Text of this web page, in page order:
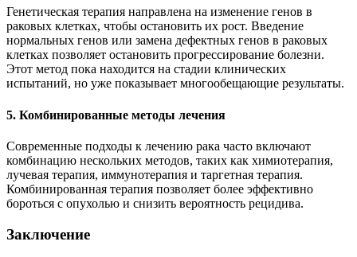
Генетическая терапия направлена на изменение генов в
раковых клетках, чтобы остановить их рост. Введение
нормальных генов или замена дефектных генов в раковых
клетках позволяет остановить прогрессирование болезни.
Этот метод пока находится на стадии клинических
испытаний, но уже показывает многообещающие результаты.
5. Комбинированные методы лечения
Современные подходы к лечению рака часто включают
комбинацию нескольких методов, таких как химиотерапия,
лучевая терапия, иммунотерапия и таргетная терапия.
Комбинированная терапия позволяет более эффективно
бороться с опухолью и снизить вероятность рецидива.
Заключение